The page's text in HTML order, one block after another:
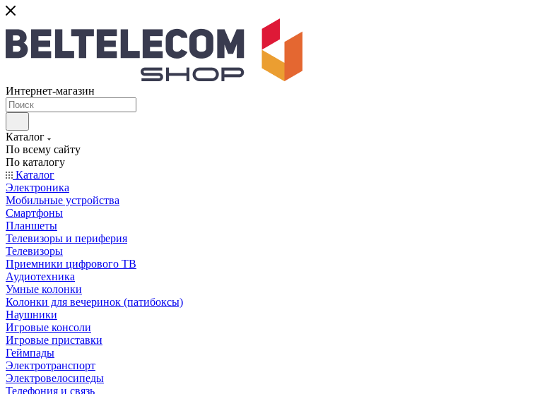
Интернет-магазин
Каталог
По всему сайту
По каталогу
Каталог
Электроника
Мобильные устройства
Смартфоны
Планшеты
Телевизоры и периферия
Телевизоры
Приемники цифрового ТВ
Аудиотехника
Умные колонки
Колонки для вечеринок (патибоксы)
Наушники
Игровые консоли
Игровые приставки
Геймпады
Электротранспорт
Электровелосипеды
Телефония и связь